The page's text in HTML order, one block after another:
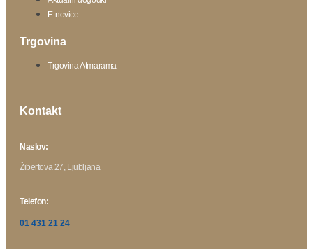
E-novice
Trgovina
Trgovina Atmarama
Kontakt
Naslov:
Žibertova 27, Ljubljana
Telefon:
01 431 21 24